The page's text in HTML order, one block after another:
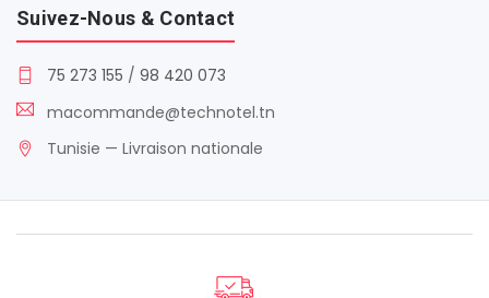
Suivez-Nous & Contact
75 273 155 / 98 420 073
macommande@technotel.tn
Tunisie — Livraison nationale